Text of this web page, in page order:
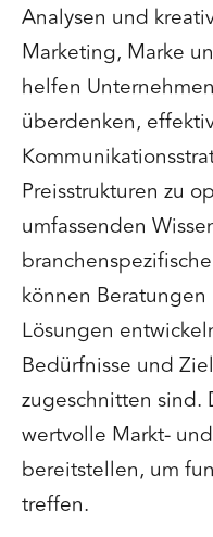
Analysen und
Marketing, Marke
helfen
überdenken,
Preisstrukturen zu
umfassenden
können
Lösungen
Bedürfnisse und
zugeschnitten sind.
wertvolle Markt-
bereitstellen, um
treffen.